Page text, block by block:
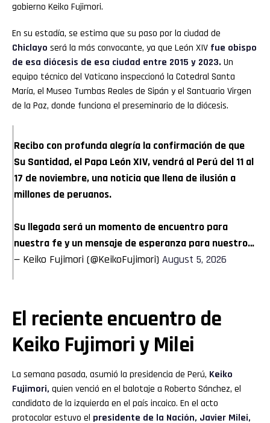
gobierno Keiko Fujimori.
En su estadía, se estima que su paso por la ciudad de
Chiclayo será la más convocante, ya que León XIV fue obispo
de esa diócesis de esa ciudad entre 2015 y 2023. Un
equipo técnico del Vaticano inspeccionó la Catedral Santa
María, el Museo Tumbas Reales de Sipán y el Santuario Virgen
de la Paz, donde funciona el preseminario de la diócesis.
Recibo con profunda alegría la confirmación de que
Su Santidad, el Papa León XIV, vendrá al Perú del 11 al
17 de noviembre, una noticia que llena de ilusión a
millones de peruanos.
Su llegada será un momento de encuentro para
nuestra fe y un mensaje de esperanza para nuestro…
— Keiko Fujimori (@KeikoFujimori) August 5, 2026
El reciente encuentro de
Keiko Fujimori y Milei
La semana pasada, asumió la presidencia de Perú, Keiko
Fujimori, quien venció en el balotaje a Roberto Sánchez, el
candidato de la izquierda en el país incaico. En el acto
protocolar estuvo el presidente de la Nación, Javier Milei,